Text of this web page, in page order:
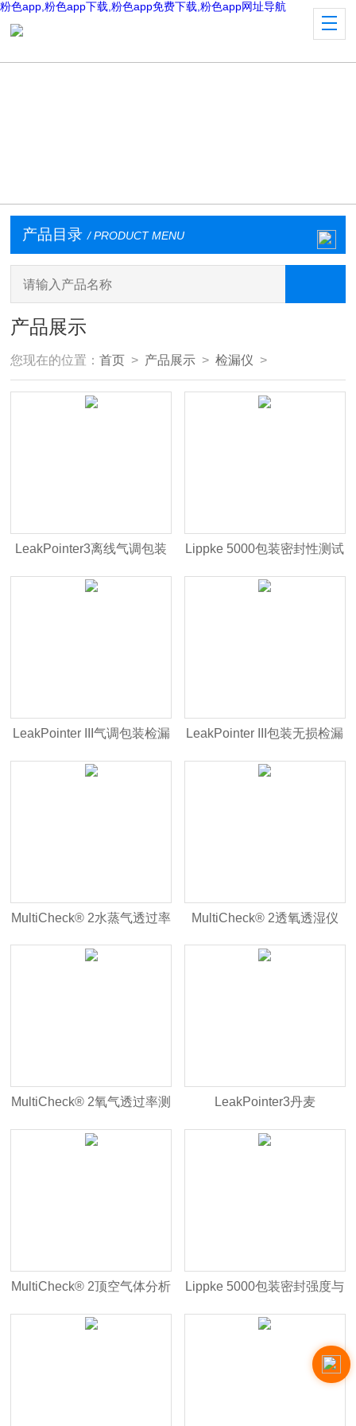
粉色app,粉色app下载,粉色app免费下载,粉色app网址导航
产品目录 / PRODUCT MENU
产品展示
您现在的位置：首页 > 产品展示 >检漏仪 >
LeakPointer3离线气调包装
无损泄漏测试仪
Lippke 5000包装密封性测试
仪
LeakPointer III气调包装检漏
仪
LeakPointer III包装无损检漏
仪
MultiCheck® 2水蒸气透过率
测试仪
MultiCheck® 2透氧透湿仪
MultiCheck® 2氧气透过率测
试仪
LeakPointer3丹麦
Dansensor气调包装密封泄
MultiCheck® 2顶空气体分析
和密封泄漏检测一体化测试
Lippke 5000包装密封强度与
检漏测试仪